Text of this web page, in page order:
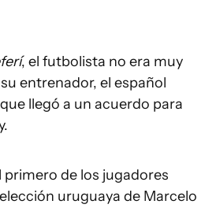
, el futbolista no era muy
entrenador, el español
llegó a un acuerdo para
primero de los jugadores
uruguaya de Marcelo